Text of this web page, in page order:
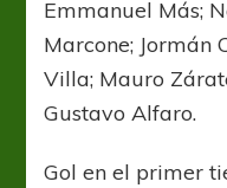
Emmanuel Más;
Marcone; Jormán
Villa; Mauro
Gustavo Alfaro.
Gol en el primer